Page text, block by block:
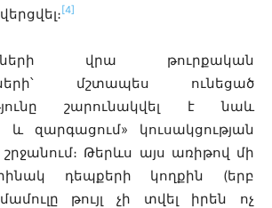
[4]
վրա թուրքական
մշտապես ունեցած
շարունակվել է նաև
և զարգացում» կուսակցության
Թերևս այս առիթով մի
դեպքերի կողքին (երբ
թույլ չի տվել իրեն ոչ